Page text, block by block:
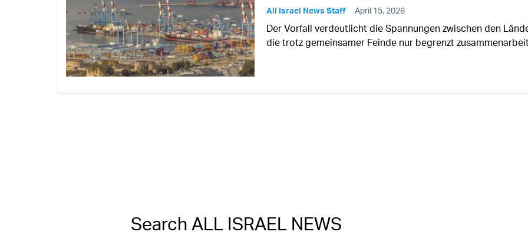
All Israel News Staff April 15, 2026
Der Vorfall verdeutlicht die Spannungen zwischen den
die trotz gemeinsamer Feinde nur begrenzt
Search ALL ISRAEL NEWS